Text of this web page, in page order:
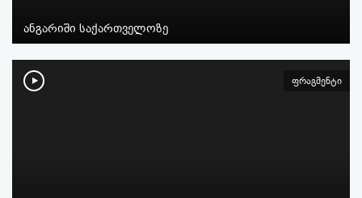
ანგარიში საქართველოზე
ფრაგმენტი